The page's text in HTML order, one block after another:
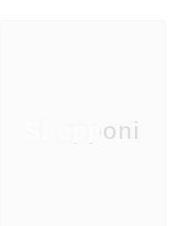
Shopponi